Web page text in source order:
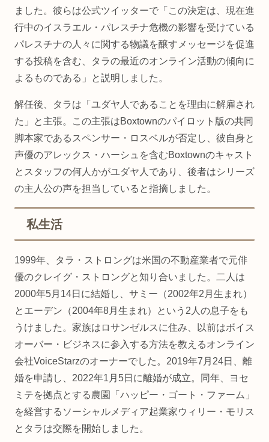
ました。彼らは公式ツイッターで「この決定は、現在進
行中のイスラエル・パレスチナ危機の影響を受けている
パレスチナの人々に関する物議を醸すメッセージを促進
する投稿を含む、タラの最近のオンライン活動の傾向に
よるものである」と説明しました。
解任後、タラは「ユダヤ人であることを理由に解雇され
た」と主張。この主張はBoxtownのパイロット版の共同
脚本家であるスペンサー・ロスベルが否定し、彼自身と
声優のアレックス・ハーシュを含むBoxtownのキャスト
とスタッフの何人かがユダヤ人であり、後者はシリーズ
の主人公の声を担当していると指摘しました。
私生活
1999年、タラ・ストロングは米国の不動産業者で元俳
優のクレイグ・ストロングと知り合いました。二人は
2000年5月14日に結婚し、サミー（2002年2月生まれ）
とエーデン（2004年8月生まれ）という2人の息子をも
うけました。家族はロサンゼルスに住み、以前はボイス
オーバー・ビジネスに参入する方法を教えるオンライン
会社VoiceStarzのオーナーでした。2019年7月24日、離
婚を申請し、2022年1月5日に離婚が成立。同年、ヨセ
ミテを拠点とする農園「ハッピー・ゴート・ファーム」
を経営するソーシャルメディア起業家ウィリー・モリス
とタラは交際を開始しました。